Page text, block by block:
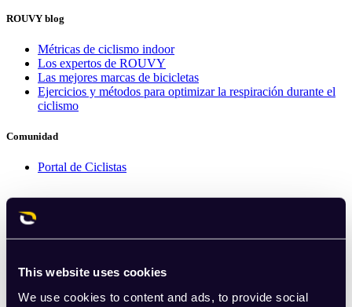
This website uses cookies
We use cookies to content and ads, to provide social
ROUVY blog
Métricas de ciclismo indoor
Los expertos de ROUVY
Las mejores marcas de bicicletas
Ejercicios y métodos para optimizar la respiración durante el
ciclismo
Comunidad
Portal de Ciclistas